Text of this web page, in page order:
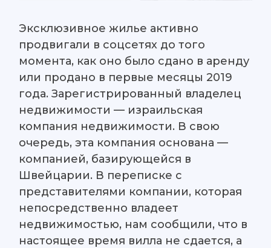
Эксклюзивное жилье активно
продвигали в соцсетях до того
момента, как оно было сдано в аренду
или продано в первые месяцы 2019
года. Зарегистрированный владелец
недвижимости — израильская
компания недвижимости. В свою
очередь, эта компания основана —
компанией, базирующейся в
Швейцарии. В переписке с
представителями компании, которая
непосредственно владеет
недвижимостью, нам сообщили, что в
настоящее время вилла не сдается, а